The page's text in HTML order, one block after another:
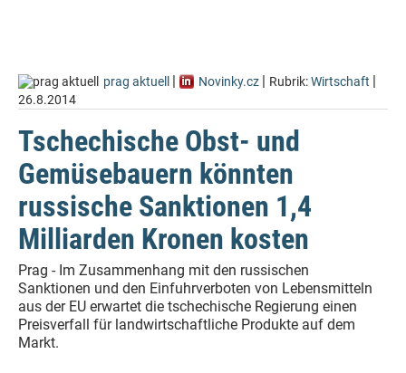
prag aktuell | Novinky.cz | Rubrik:Wirtschaft |
26.8.2014
Tschechische Obst- und
Gemüsebauern könnten
russische Sanktionen 1,4
Milliarden Kronen kosten
Prag - Im Zusammenhang mit den russischen
Sanktionen und den Einfuhrverboten von Lebensmitteln
aus der EU erwartet die tschechische Regierung einen
Preisverfall für landwirtschaftliche Produkte auf dem
Markt.